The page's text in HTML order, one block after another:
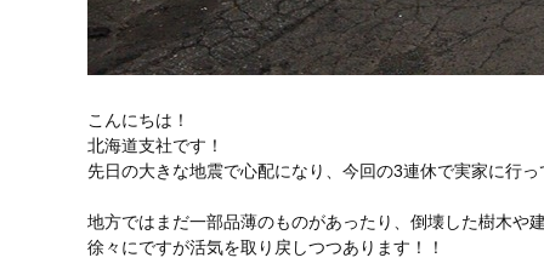
こんにちは！
北海道支社です！
先日の大きな地震で心配になり、今回の3連休で実家に行
地方ではまだ一部品薄のものがあったり、倒壊した樹木や
徐々にですが活気を取り戻しつつあります！！